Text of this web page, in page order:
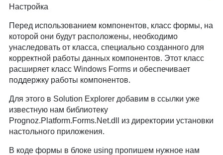
Настройка
Перед использованием компонентов, класс формы, на
которой они будут расположены, необходимо
унаследовать от класса, специально созданного для
корректной работы данных компонентов. Этот класс
расширяет класс Windows Forms и обеспечивает
поддержку работы компонентов.
Для этого в Solution Explorer добавим в ссылки уже
известную нам библиотеку
Prognoz.Platform.Forms.Net.dll из директории установки
настольного приложения.
В коде формы в блоке using пропишем нужное нам